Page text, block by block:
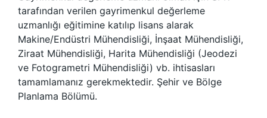
tarafından verilen gayrimenkul değerleme
uzmanlığı eğitimine katılıp lisans alarak
Makine/Endüstri Mühendisliği, İnşaat Mühendisliği,
Ziraat Mühendisliği, Harita Mühendisliği (Jeodezi
ve Fotogrametri Mühendisliği) vb. ihtisasları
tamamlamanız gerekmektedir. Şehir ve Bölge
Planlama Bölümü.